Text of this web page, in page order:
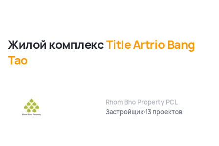
Жилой комплексTitle Artrio Bang
Tao
Rhom Bho Property PCL
Застройщик13 проектов